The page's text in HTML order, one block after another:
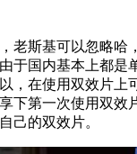
老斯基可以忽略哈
于国内基本上都是
，在使用双效片上
下第一次使用双效
己的双效片。